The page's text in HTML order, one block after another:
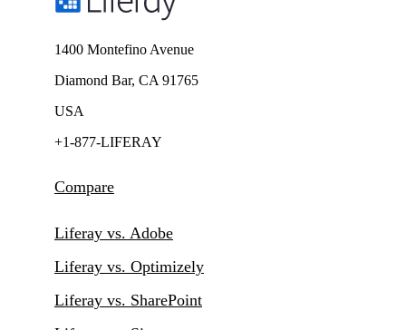
1400 Montefino Avenue
Diamond Bar, CA 91765
USA
+1-877-LIFERAY
Compare
Liferay vs. Adobe
Liferay vs. Optimizely
Liferay vs. SharePoint